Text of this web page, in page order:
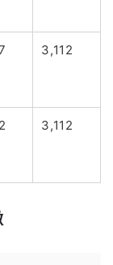
3,112
3,112